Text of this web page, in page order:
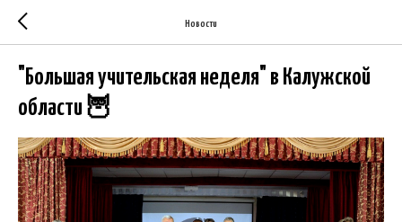
Новости
"Большая учительская неделя" в Калужской
области 🦉